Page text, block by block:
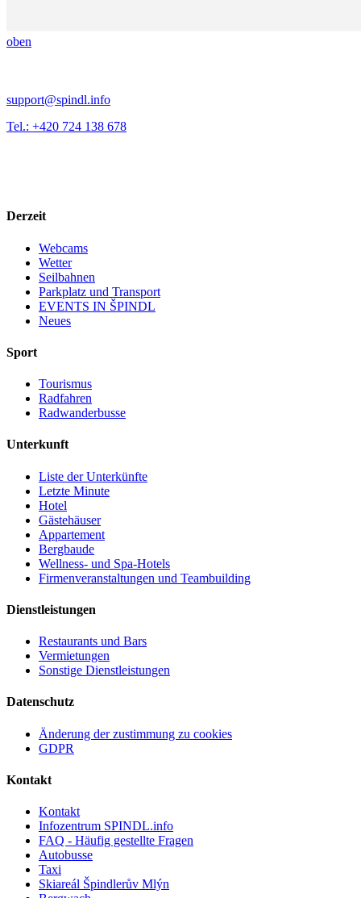
oben
support@spindl.info
Tel.: +420 724 138 678
Derzeit
Webcams
Wetter
Seilbahnen
Parkplatz und Transport
EVENTS IN ŠPINDL
Neues
Sport
Tourismus
Radfahren
Radwanderbusse
Unterkunft
Liste der Unterkünfte
Letzte Minute
Hotel
Gästehäuser
Appartement
Bergbaude
Wellness- und Spa-Hotels
Firmenveranstaltungen und Teambuilding
Dienstleistungen
Restaurants und Bars
Vermietungen
Sonstige Dienstleistungen
Datenschutz
Änderung der zustimmung zu cookies
GDPR
Kontakt
Kontakt
Infozentrum SPINDL.info
FAQ - Häufig gestellte Fragen
Autobusse
Taxi
Skiareál Špindlerův Mlýn